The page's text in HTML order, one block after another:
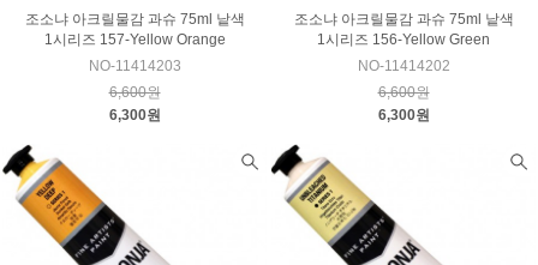
조소냐 아크릴물감 과슈 75ml 낱색
1시리즈 157-Yellow Orange
NO-11414203
6,600원
6,300원
조소냐 아크릴물감 과슈 75ml 낱색
1시리즈 156-Yellow Green
NO-11414202
6,600원
6,300원